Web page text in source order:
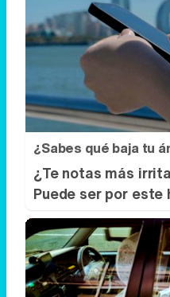
¿Sabes qué baja tu
¿Te notas más
Puede ser por